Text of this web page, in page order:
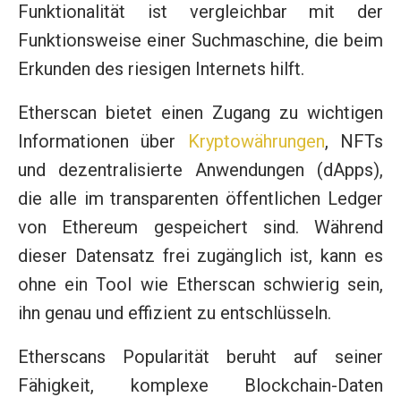
Funktionalität ist vergleichbar mit der
Funktionsweise einer Suchmaschine, die beim
Erkunden des riesigen Internets hilft.
Etherscan bietet einen Zugang zu wichtigen
Informationen über Kryptowährungen, NFTs
und dezentralisierte Anwendungen (dApps),
die alle im transparenten öffentlichen Ledger
von Ethereum gespeichert sind. Während
dieser Datensatz frei zugänglich ist, kann es
ohne ein Tool wie Etherscan schwierig sein,
ihn genau und effizient zu entschlüsseln.
Etherscans Popularität beruht auf seiner
Fähigkeit, komplexe Blockchain-Daten